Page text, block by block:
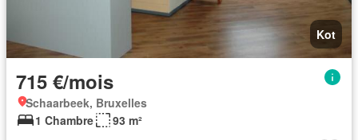
Kot
715 €/mois
Schaarbeek, Bruxelles
1 Chambre
93 m²